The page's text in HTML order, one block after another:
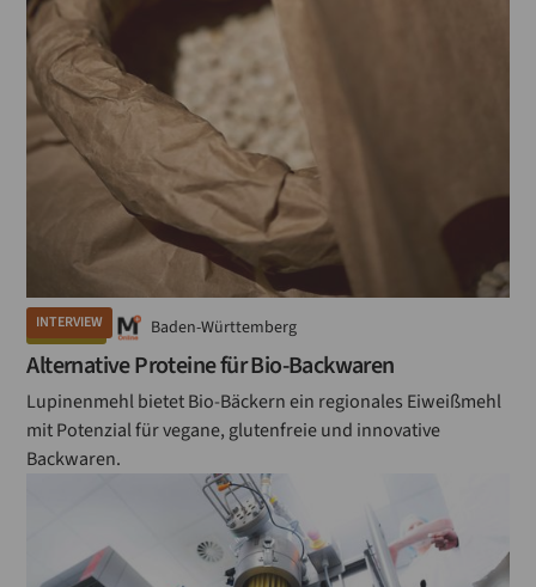
INTERVIEW
GETREIDE Baden-Württemberg
Alternative Proteine für Bio-Backwaren
Lupinenmehl bietet Bio-Bäckern ein regionales Eiweißmehl
mit Potenzial für vegane, glutenfreie und innovative
Backwaren.